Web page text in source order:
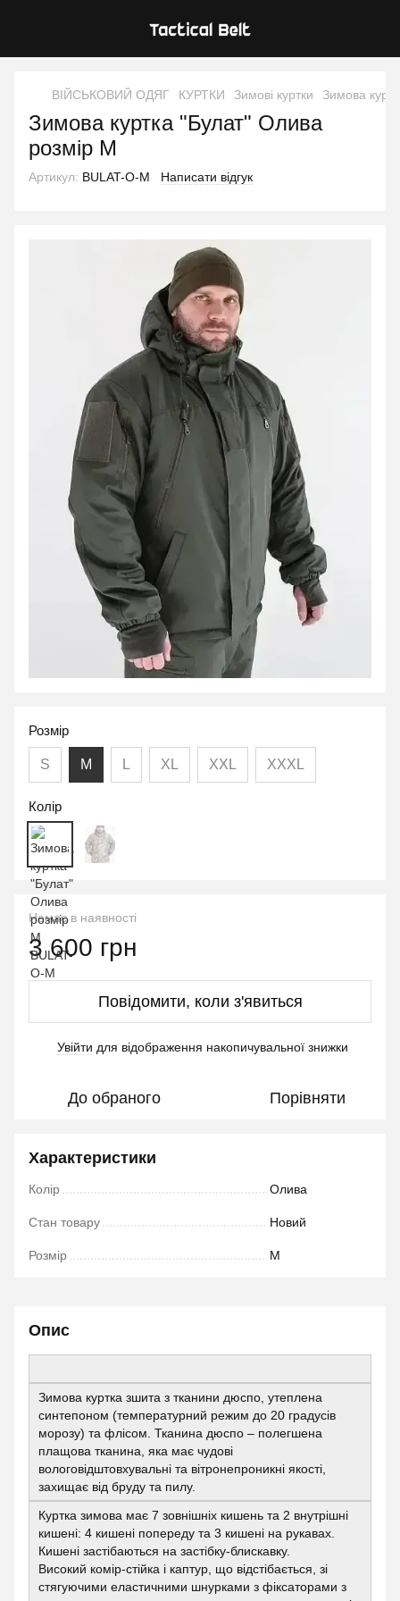
ВІЙСЬКОВИЙ ОДЯГ КУРТКИ Зимові куртки Зимова
Зимова куртка "Булат" Олива
розмір M
Артикул: BULAT-O-M Написати відгук
Розмір
S M L XL XXL XXXL
Колір
Немає в наявності
3 600 грн
Повідомити, коли з'явиться
Увійти для відображення накопичувальної знижки
До обраного Порівняти
Характеристики
Колір Олива
Стан товару Новий
Розмір M
Опис
Зимова куртка зшита з тканини дюспо, утеплена
синтепоном (температурний режим до 20 градусів
морозу) та флісом. Тканина дюспо – полегшена
плащова тканина, яка має чудові
вологовідштовхувальні та вітронепроникні якості,
захищає від бруду та пилу.
Куртка зимова має 7 зовнішніх кишень та 2 внутрішні
кишені: 4 кишені попереду та 3 кишені на рукавах.
Кишені застібаються на застібку-блискавку.
Високий комір-стійка і каптур, що відстібається, зі
стягуючими еластичними шнурками з фіксаторами з